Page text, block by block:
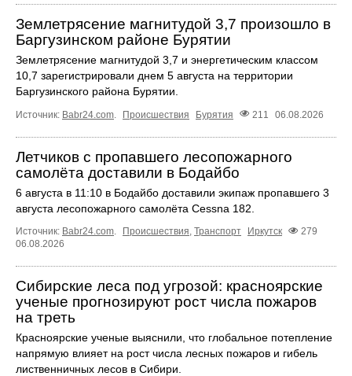
Землетрясение магнитудой 3,7 произошло в
Баргузинском районе Бурятии
Землетрясение магнитудой 3,7 и энергетическим классом
10,7 зарегистрировали днем 5 августа на территории
Баргузинского района Бурятии.
Источник: Babr24.com Происшествия Бурятия 211 06.08.2026
Летчиков с пропавшего лесопожарного
самолёта доставили в Бодайбо
6 августа в 11:10 в Бодайбо доставили экипаж пропавшего 3
августа лесопожарного самолёта Cessna 182.
Источник: Babr24.com Происшествия Транспорт Иркутск
279
06.08.2026
Сибирские леса под угрозой: красноярские
ученые прогнозируют рост числа пожаров
на треть
Красноярские ученые выяснили, что глобальное потепление
напрямую влияет на рост числа лесных пожаров и гибель
лиственничных лесов в Сибири.